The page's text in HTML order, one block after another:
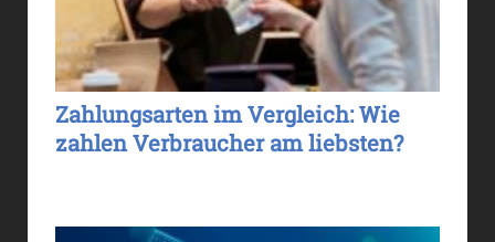
Zahlungsarten im Vergleich: Wie
zahlen Verbraucher am liebsten?